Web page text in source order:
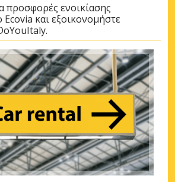
προσφορές ενοικίασης
και εξοικονομήστε